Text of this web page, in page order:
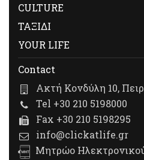
CULTURE
ΤΑΞΙΔΙ
YOUR LIFE
Contact
Ακτή Κονδύλη 10,
Tel +30 210 5198000
Fax +30 210 5198295
info@clickatlife.gr
Μητρώο